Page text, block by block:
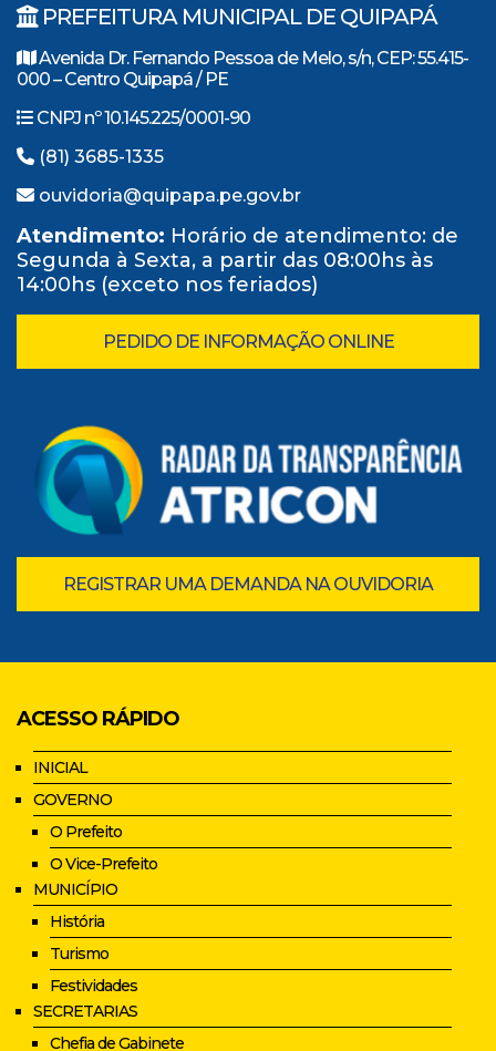
PREFEITURA MUNICIPAL DE QUIPAPÁ
Avenida Dr. Fernando Pessoa de Melo, s/n, CEP: 55.415-
000 – Centro Quipapá / PE
CNPJ nº 10.145.225/0001-90
(81) 3685-1335
ouvidoria@quipapa.pe.gov.br
Atendimento: Horário de atendimento: de
Segunda à Sexta, a partir das 08:00hs às
14:00hs (exceto nos feriados)
PEDIDO DE INFORMAÇÃO ONLINE
REGISTRAR UMA DEMANDA NA OUVIDORIA
ACESSO RÁPIDO
INICIAL
GOVERNO
O Prefeito
O Vice-Prefeito
MUNICÍPIO
História
Turismo
Festividades
SECRETARIAS
Chefia de Gabinete